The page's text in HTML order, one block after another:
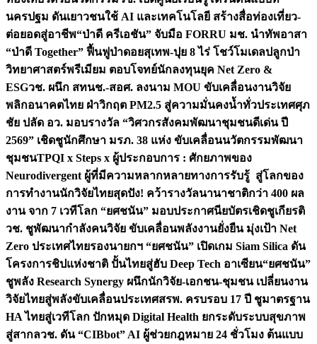
นครปฐม ดันเยาวชนใช้ AI และเทคโนโลยี สร้างสื่อท่องเที่ยว-
ต่อยอดสู่อาชีพ“ป่าดี ครีเอชัน” จับมือ FORRU มช. นำทัพอาสา
“ป่าดี Together” ฟื้นฟูป่าดอยสุเทพ-ปุย 8 ไร่ โชว์โมเดลปลูกป่า
วิทยาศาสตร์พรีเมียม ตอบโจทย์นักลงทุนยุค Net Zero &
ESGวช. ผนึก สทนช.-สอศ. ลงนาม MOU ขับเคลื่อนงานวิจัย
พลิกอนาคตไทย ฝ่าวิกฤต PM2.5 สู่ความมั่นคงน้ำทั่วประเทศศุภ
ชัย ปลัด อว. มอบรางวัล “วิศวกรสังคมพัฒนาชุมชนดีเด่น ปี
2569” เชิดชูนักศึกษา มรภ. 38 แห่ง ขับเคลื่อนนวัตกรรมพัฒนา
ชุมชนTPQI x Steps x ผู้ประกอบการ : ศักยภาพของ
Neurodivergent ผู้ที่มีความหลากหลายทางการรับรู้ สู่โลกของ
การทำงานนักวิจัยไทยสุดปัง! คว้ารางวัลนานาชาติกว่า 400 ผล
งาน จาก 7 เวทีโลก “ยศชนัน” มอบประกาศนียบัตรเชิดชูเกียรติ
วช. ชูพัฒนากำลังคนวิจัย ขับเคลื่อนพลังงานยั่งยืน มุ่งเป้า Net
Zero ประเทศไทยรองนายกฯ “ยศชนัน” เปิดเกม Siam Silica ดัน
โครงการชิปแห่งชาติ ปั้นไทยสู่ฮับ Deep Tech อาเซียน“ยศชนัน”
ชูพลัง Research Synergy ผนึกนักวิจัย-เอกชน-ชุมชน เปลี่ยนงาน
วิจัยไทยสู่พลังขับเคลื่อนประเทศสรพ. ครบรอบ 17 ปี ชูมาตรฐาน
HA ไทยสู่เวทีโลก ปักหมุด Digital Health ยกระดับระบบสุขภาพ
สู่สากลวช. ดัน “CIBbot” AI ผู้ช่วยกฎหมาย 24 ชั่วโมง ต้นแบบ